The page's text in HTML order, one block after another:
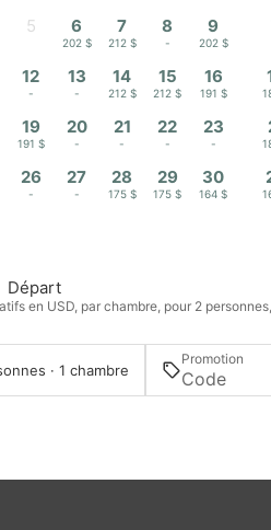
5 6
202 $
7
212 $
8
-
9
202 $
12
-
13
-
14
212 $
15
212 $
16
191 $
19
191 $
20
-
21
-
22
-
23
-
26
-
27
-
28
175 $
29
175 $
30
164 $
Départ
en USD, par chambre, pour 2
· 1 chambre
Promotion